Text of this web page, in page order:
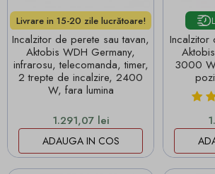
Livrare in 15-20 zile lucrătoare!
Incalzitor de perete sau tavan,
Aktobis WDH Germany,
infrarosu, telecomanda, timer,
2 trepte de incalzire, 2400
W, fara lumina
Pret
1.291,07 lei
ADAUGA IN COS
Incalzitor
3000